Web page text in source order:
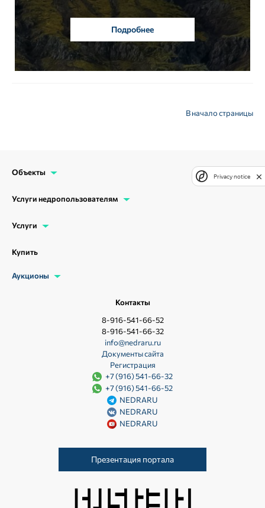
Подробнее
В начало страницы
Объекты
Услуги недропользователям
Услуги
Купить
Аукционы
Контакты
8-916-541-66-52
8-916-541-66-32
info@nedraru.ru
Документы сайта
Регистрация
+7 (916) 541-66-32
+7 (916) 541-66-52
NEDRARU
NEDRARU
NEDRARU
Презентация портала
Privacy notice